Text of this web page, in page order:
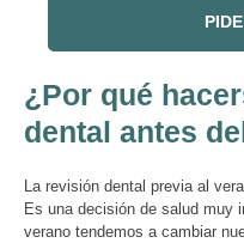
¿Por qué
dental antes
La revisión dental previa al
Es una decisión de salud muy
verano tendemos a cambiar